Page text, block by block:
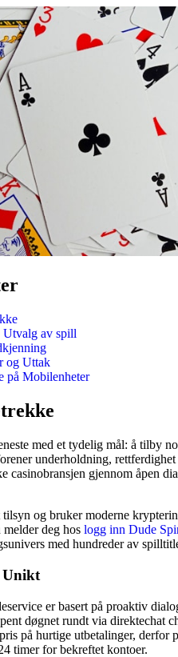
Utvalg av spill
og Uttak
på Mobilenheter
med et tydelig mål: å tilby
underholdning,
casinobransjen gjennom åpen
og bruker moderne
deg hos logg inn Dude
med hundreder av
Unikt
er basert på proaktiv
døgnet rundt via direktechat
på hurtige utbetalinger, derfor
timer for bekreftet kontoer.